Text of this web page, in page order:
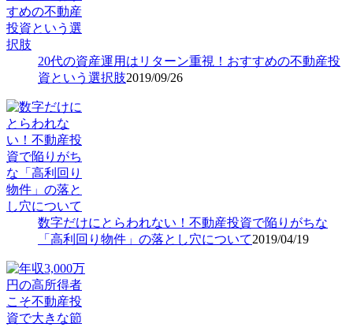
20代の資産運用はリターン重視！おすすめの不動産投
資という選択肢2019/09/26
数字だけにとらわれない！不動産投資で陥りがちな
「高利回り物件」の落とし穴について2019/04/19